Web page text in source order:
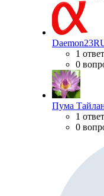
1 ответ
0
Пума
1 ответ
0